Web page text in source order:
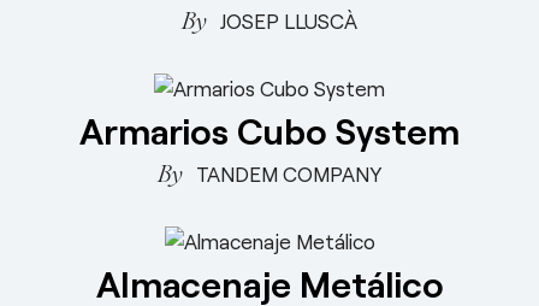
JOSEP LLUSCÀ
Armarios Cubo System
TANDEM COMPANY
Almacenaje Metálico